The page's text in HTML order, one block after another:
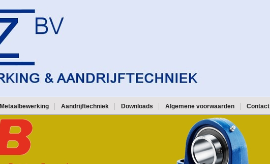
Metaalbewerking Aandrijftechniek Downloads Algemene voorwaarden Contact